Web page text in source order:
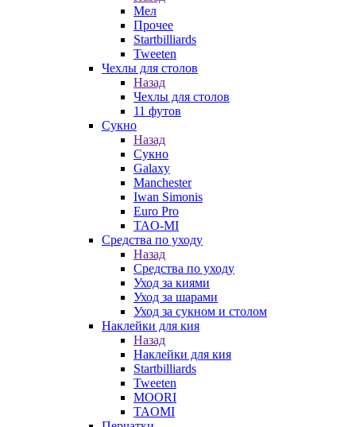
Мел
Прочее
Startbilliards
Tweeten
Чехлы для столов
Назад
Чехлы для столов
11 футов
Сукно
Назад
Сукно
Galaxy
Manchester
Iwan Simonis
Euro Pro
TAO-MI
Средства по уходу
Назад
Средства по уходу
Уход за киями
Уход за шарами
Уход за сукном и столом
Наклейки для кия
Назад
Наклейки для кия
Startbilliards
Tweeten
MOORI
TAOMI